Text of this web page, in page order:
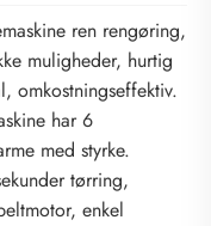
ren rengøring,
muligheder, hurtig
omkostningseffektiv.
har 6
med styrke.
tørring,
enkel